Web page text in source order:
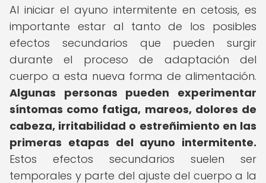
Al iniciar el ayuno intermitente en cetosis, es
importante estar al tanto de los posibles
efectos secundarios que pueden surgir
durante el proceso de adaptación del
cuerpo a esta nueva forma de alimentación.
Algunas personas pueden experimentar
síntomas como fatiga, mareos, dolores de
cabeza, irritabilidad o estreñimiento en las
primeras etapas del ayuno intermitente.
Estos efectos secundarios suelen ser
temporales y parte del ajuste del cuerpo a la